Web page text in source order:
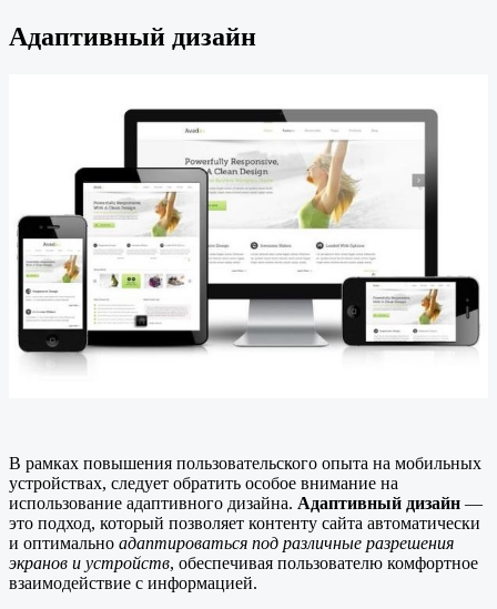
Адаптивный дизайн
В рамках повышения пользовательского опыта на мобильных
устройствах, следует обратить особое внимание на
использование адаптивного дизайна. Адаптивный дизайн —
это подход, который позволяет контенту сайта автоматически
и оптимально адаптироваться под различные разрешения
экранов и устройств, обеспечивая пользователю комфортное
взаимодействие с информацией.